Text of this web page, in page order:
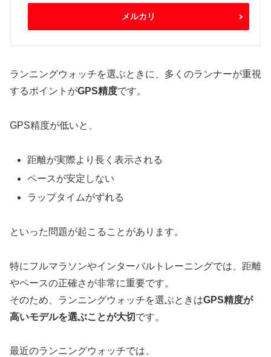
メルカリ
ランニングウォッチを選ぶときに、多くのランナーが重視
するポイントがGPS精度です。
GPS精度が低いと、
距離が実際より長く表示される
ペースが安定しない
ラップタイムがずれる
といった問題が起こることがあります。
特にフルマラソンやインターバルトレーニングでは、距離
やペースの正確さが非常に重要です。
そのため、ランニングウォッチを選ぶときはGPS精度が
高いモデルを選ぶことが大切 です。
最近のランニングウォッチでは、